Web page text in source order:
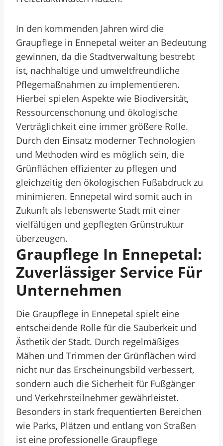
In den kommenden Jahren wird die
Graupflege in Ennepetal weiter an Bedeutung
gewinnen, da die Stadtverwaltung bestrebt
ist, nachhaltige und umweltfreundliche
Pflegemaßnahmen zu implementieren.
Hierbei spielen Aspekte wie Biodiversität,
Ressourcenschonung und ökologische
Verträglichkeit eine immer größere Rolle.
Durch den Einsatz moderner Technologien
und Methoden wird es möglich sein, die
Grünflächen effizienter zu pflegen und
gleichzeitig den ökologischen Fußabdruck zu
minimieren. Ennepetal wird somit auch in
Zukunft als lebenswerte Stadt mit einer
vielfältigen und gepflegten Grünstruktur
überzeugen.
Graupflege In Ennepetal:
Zuverlässiger Service Für
Unternehmen
Die Graupflege in Ennepetal spielt eine
entscheidende Rolle für die Sauberkeit und
Ästhetik der Stadt. Durch regelmäßiges
Mähen und Trimmen der Grünflächen wird
nicht nur das Erscheinungsbild verbessert,
sondern auch die Sicherheit für Fußgänger
und Verkehrsteilnehmer gewährleistet.
Besonders in stark frequentierten Bereichen
wie Parks, Plätzen und entlang von Straßen
ist eine professionelle Graupflege